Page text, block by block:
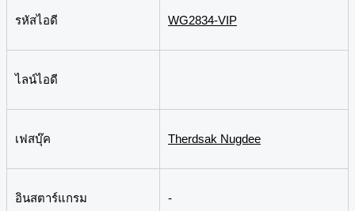
รหัสไอดี WG2834-VIP
ไลน์ไอดี
เฟสบุ๊ค Therdsak Nugdee
อินสตาร์แกรม -